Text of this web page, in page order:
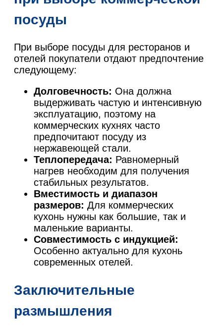
посуды
При выборе посуды для ресторанов и
отелей покупатели отдают предпочтение
следующему:
Долговечность: Она должна
выдерживать частую и интенсивную
эксплуатацию, поэтому на
коммерческих кухнях часто
предпочитают посуду из
нержавеющей стали.
Теплопередача: Равномерный
нагрев необходим для получения
стабильных результатов.
Вместимость и диапазон
размеров: Для коммерческих
кухонь нужны как большие, так и
маленькие варианты.
Совместимость с индукцией:
Особенно актуально для кухонь
современных отелей.
Заключительные
размышления